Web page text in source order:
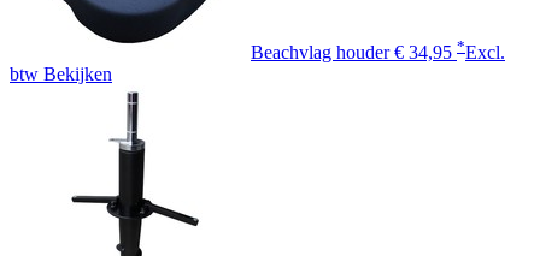
Beachvlag houder € 34,95 *Excl.
btw Bekijken